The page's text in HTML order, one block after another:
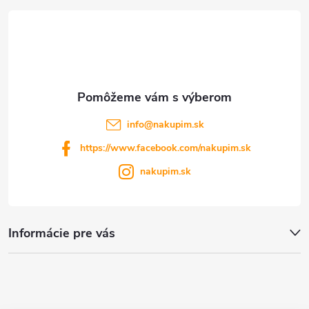
Informácie pre vás
info@nakupim.sk
https://www.facebook.com/nakupim.sk
nakupim.sk